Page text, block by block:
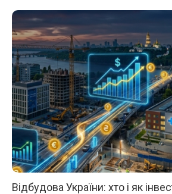
Відбудова України: хто і як